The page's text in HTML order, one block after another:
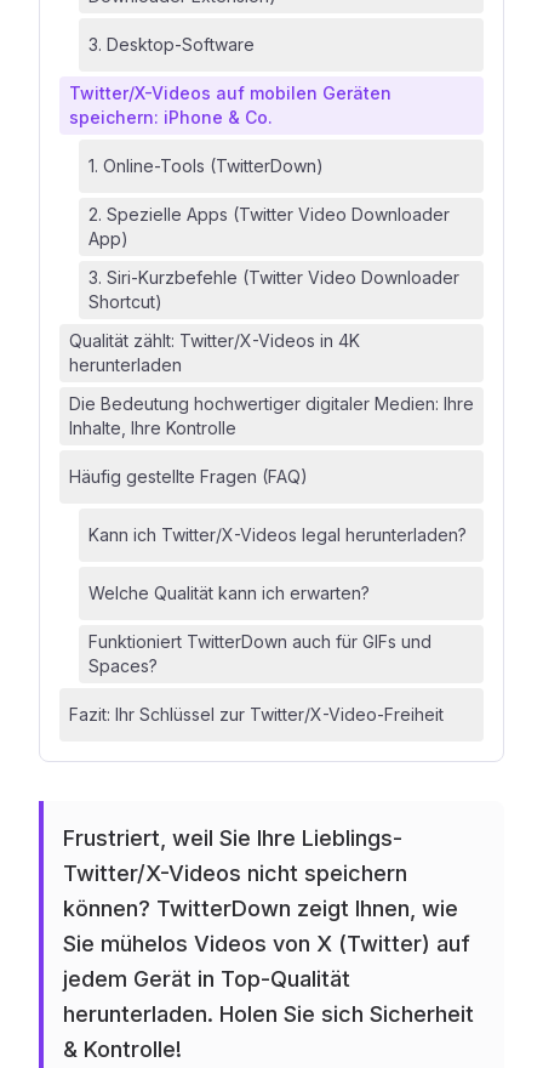
3. Desktop-Software
Twitter/X-Videos auf mobilen Geräten
speichern: iPhone & Co.
1. Online-Tools (TwitterDown)
2. Spezielle Apps (Twitter Video Downloader
App)
3. Siri-Kurzbefehle (Twitter Video Downloader
Shortcut)
Qualität zählt: Twitter/X-Videos in 4K
herunterladen
Die Bedeutung hochwertiger digitaler Medien: Ihre
Inhalte, Ihre Kontrolle
Häufig gestellte Fragen (FAQ)
Kann ich Twitter/X-Videos legal herunterladen?
Welche Qualität kann ich erwarten?
Funktioniert TwitterDown auch für GIFs und
Spaces?
Fazit: Ihr Schlüssel zur Twitter/X-Video-Freiheit
Frustriert, weil Sie Ihre Lieblings-
Twitter/X-Videos nicht speichern
können? TwitterDown zeigt Ihnen, wie
Sie mühelos Videos von X (Twitter) auf
jedem Gerät in Top-Qualität
herunterladen. Holen Sie sich Sicherheit
& Kontrolle!